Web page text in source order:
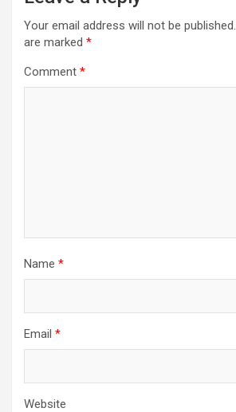
Your email address will not be published.
are marked *
Comment *
Name *
Email *
Website